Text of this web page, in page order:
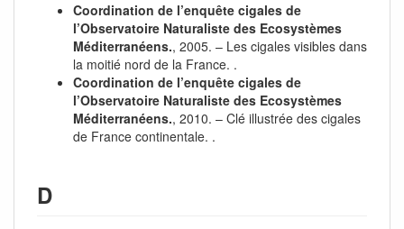
Coordination de l’enquête cigales de
l’Observatoire Naturaliste des Ecosystèmes
Méditerranéens., 2005. – Les cigales visibles dans
la moitié nord de la France. .
Coordination de l’enquête cigales de
l’Observatoire Naturaliste des Ecosystèmes
Méditerranéens., 2010. – Clé illustrée des cigales
de France continentale. .
D